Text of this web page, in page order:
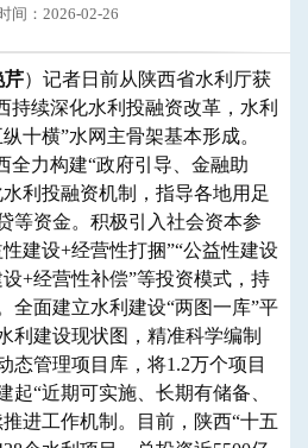
间：2026-02-26
芹）记者日前从陕西省水利厅获
持续深化水利投融资改革，水利
十横”水网主骨架基本形成。
力构建“政府引导、金融助
利投融资机制，指导各地用足
等资金。积极引入社会资本参
建设+经营性打捆”“公益性建设
+经营性补偿”等投资模式，持
全面建立水利建设“两图一库”平
利建设现状图，精准科学编制
态管理项目库，将1.2万个项目
起“近期可实施、长期有储备、
进工作机制。目前，陕西“十五